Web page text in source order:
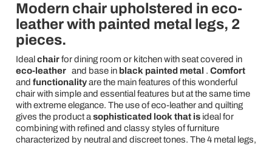
Modern chair upholstered in eco-
leather with painted metal legs, 2
pieces.
Ideal chairfor dining room or kitchen with seat covered in
eco-leather and base in black painted metal . Comfort
and functionalityare the main features of this wonderful
chair with simple and essential features but at the same time
with extreme elegance. The use of eco-leather and quilting
gives the product a sophisticated look that isideal for
combining with refined and classy styles of furniture
characterized by neutral and discreet tones. The 4 metal legs,